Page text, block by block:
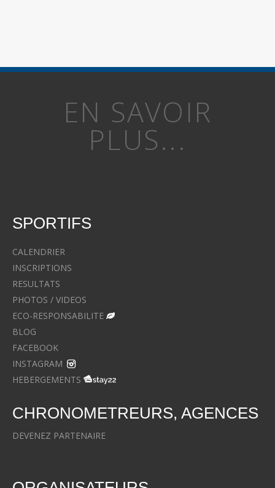
EN SAVOIR
PLUS...
SPORTIFS
CALENDRIER
INSCRIPTIONS
RESULTATS
PHOTOS / VIDEOS
ECO-RESPONSABILITE
BLOG
FACEBOOK
INSTAGRAM
HEBERGEMENTS
CHRONOMETREURS, AGENCES
DEVENEZ PARTENAIRE